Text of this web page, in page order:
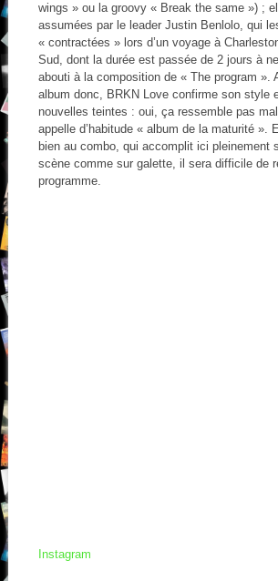
wings » ou la groovy « Break the same ») ;
assumées par le leader Justin Benlolo, qui
« contractées » lors d’un voyage à
Sud, dont la durée est passée de 2 jours à
abouti à la composition de « The program ».
album donc, BRKN Love confirme son style
nouvelles teintes : oui, ça ressemble pas mal
appelle d’habitude « album de la maturité ».
bien au combo, qui accomplit ici pleinement
scène comme sur galette, il sera difficile de
programme.
Instagram